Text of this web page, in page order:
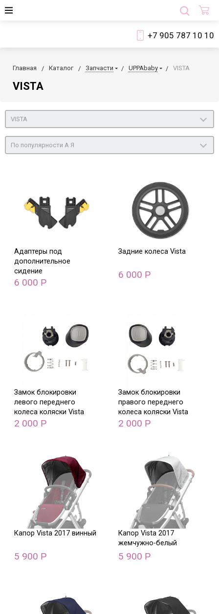
+7 905 787 10 10
Главная Каталог Запчасти UPPAbaby VISTA
VISTA
VISTA
По популярности А Я
Адаптеры под
дополнительное
сидение
6 000 Р
Задние колеса Vista
6 000 Р
Замок блокировки
левого переднего
колеса коляски Vista
2 000 Р
Замок блокировки
правого переднего
колеса коляски Vista
2 000 Р
Капор Vista 2017 винный
5 900 Р
Капор Vista 2017
жемчужно-белый
5 900 Р